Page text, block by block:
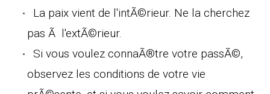
La paix vient de l'intÃ©rieur. Ne la cherchez
pas Ã l'extÃ©rieur.
Si vous voulez connaÃ®tre votre passÃ©,
observez les conditions de votre vie